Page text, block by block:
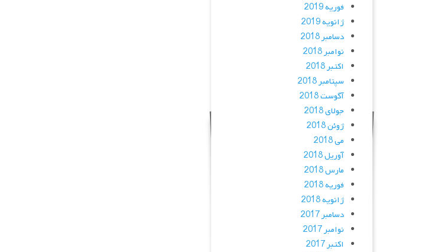
فوریه 2019
ژانویه 2019
دسامبر 2018
نوامبر 2018
اکتبر 2018
سپتامبر 2018
آگوست 2018
جولای 2018
ژوئن 2018
می 2018
آوریل 2018
مارس 2018
فوریه 2018
ژانویه 2018
دسامبر 2017
نوامبر 2017
اکتبر 2017